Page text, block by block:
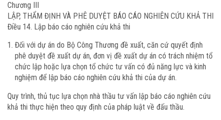
Chương III
LẬP, THẨM ĐỊNH VÀ PHÊ DUYỆT BÁO CÁO NGHIÊN CỨU KHẢ THI
Điều 14. Lập báo cáo nghiên cứu khả thi
Đối với dự án do Bộ Công Thương đề xuất, căn cứ quyết định
phê duyệt đề xuất dự án, đơn vị đề xuất dự án có trách nhiệm tổ
chức lập hoặc lựa chọn tổ chức tư vấn có đủ năng lực và kinh
nghiệm để lập báo cáo nghiên cứu khả thi của dự án.
Quy trình, thủ tục lựa chọn nhà thầu tư vấn lập báo cáo nghiên cứu
khả thi thực hiện theo quy định của pháp luật về đấu thầu.